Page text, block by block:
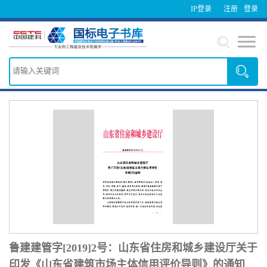
IP登录 登录
注册
鲁建建管字[2019]2号：山东省住房和城乡建设厅关于
印发《山东省建筑市场主体信用评价导则》的通知